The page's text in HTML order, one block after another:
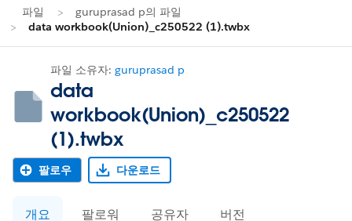
파일
guruprasad p의 파일
data workbook(Union)_c250522 (1).twbx
파일 소유자: guruprasad p
data
workbook(Union)_c250522
(1).twbx
팔로우 다운로드
개요 팔로워 공유자 버전